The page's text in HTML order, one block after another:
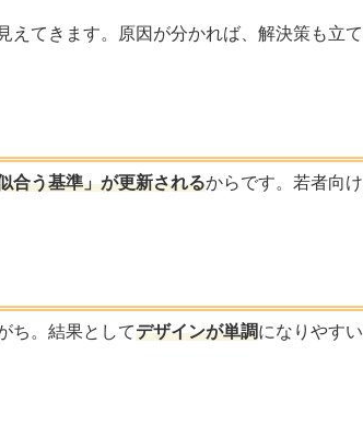
えてきます。原因が分かれば、解決策も立て
合う基準」が更新されるからです。若者向け
ち。結果としてデザインが単調になりやすい